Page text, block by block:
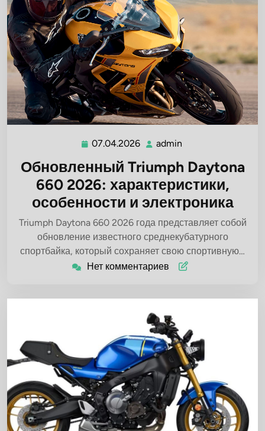
07.04.2026 07.04.2026
admin
Обновленный Triumph Daytona
660 2026: характеристики,
особенности и электроника
Triumph Daytona 660 2026 года представляет собой
обновление известного среднекубатурного
спортбайка, который сохраняет свою спортивную…
Нет комментариев